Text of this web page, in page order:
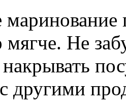
маринование
мягче. Не
другими